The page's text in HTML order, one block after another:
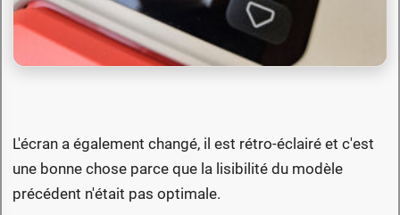
L'écran a également changé, il est rétro-éclairé et c'est
une bonne chose parce que la lisibilité du modèle
précédent n'était pas optimale.